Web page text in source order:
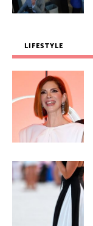
LIFESTYLE